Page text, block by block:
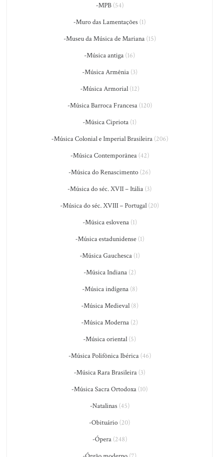
-MPB(54)
-Muro das Lamentações (1)
-Museu da Música de Mariana(15)
-Música antiga (16)
-Música Armênia(3)
-Música Armorial(12)
-Música Barroca Francesa(120)
-Música Cipriota (1)
-Música Colonial e Imperial Brasileira(206)
-Música Contemporânea(42)
-Música do Renascimento (26)
-Música do séc. XVII – Itália (3)
-Música do séc. XVIII – Portugal (20)
-Música eslovena(1)
-Música estadunidense(1)
-Música Gauchesca(1)
-Música Indiana(2)
-Música indígena(8)
-Música Medieval(8)
-Música Moderna (2)
-Música oriental (5)
-Música Polifônica Ibérica(46)
-Música Rara Brasileira (3)
-Música Sacra Ortodoxa (10)
-Natalinas(45)
-Obituário (20)
-Ópera(248)